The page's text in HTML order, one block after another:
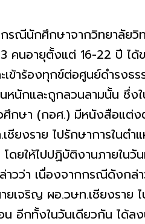
กษาจากวิทยาลัยวิทยาลั
นอายุตั้งแต่ 16-22 ปี ได้ข
เข้าร้องทุกข์ต่อศูนย์ดำรงธ
นหนักและถูกลวนลามนั้น ซึ่
ศึกษา (กอศ.) มีหนังสือแต่
ชียงราย ไปรักษาการในต
โดยให้ไปปฏิบัติงานภายใน
นื่องจากกรณีดังกล่าวเป็
ยเจริญ ผอ.วษท.เชียงราย
น อีกทั้งในวันเดียวกัน ได้